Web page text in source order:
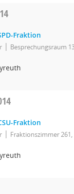
Fraktion
Besprechungsraum
Fraktion
Fraktionszimmer